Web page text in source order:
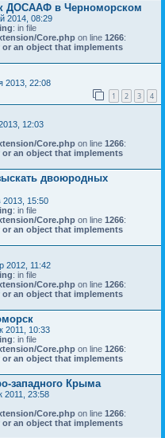
ДОСААФ в Черноморском
2014, 08:29
: in file
Core.php on line 1266:
or an object that implements
2013, 22:08
1 2 3 4
12:03
Core.php on line 1266:
or an object that implements
двоюродных
2013, 15:50
: in file
Core.php on line 1266:
or an object that implements
2012, 11:42
: in file
Core.php on line 1266:
or an object that implements
2011, 10:33
: in file
Core.php on line 1266:
or an object that implements
западного Крыма
2011, 23:58
Core.php on line 1266:
or an object that implements